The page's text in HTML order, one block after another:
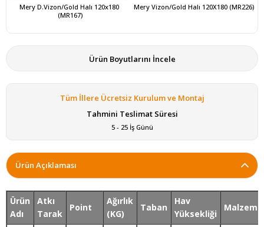
Mery D.Vizon/Gold Halı 120x180
(MR167)
Mery Vizon/Gold Halı 120X180 (MR226)
Ürün Boyutlarını İncele
Tüm İllere Ücretsiz Kurulum ve Montaj
Tahmini Teslimat Süresi
5 - 25 İş Günü
Ürün Açıklaması
Ürün
Adı
Atkı
Tarak
Point
Ağırlık
(KG)
Taban
Hav
Yüksekliği
Malzeme